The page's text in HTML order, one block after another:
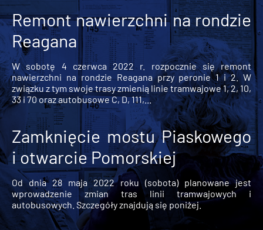
Remont nawierzchni na rondzie
Reagana
W sobotę 4 czerwca 2022 r. rozpocznie się remont
nawierzchni na rondzie Reagana przy peronie 1 i 2. W
związku z tym swoje trasy zmienią linie tramwajowe 1, 2, 10,
33 i 70 oraz autobusowe C, D, 111,...
Zamknięcie mostu Piaskowego
i otwarcie Pomorskiej
Od dnia 28 maja 2022 roku (sobota) planowane jest
wprowadzenie zmian tras linii tramwajowych i
autobusowych. Szczegóły znajdują się poniżej.